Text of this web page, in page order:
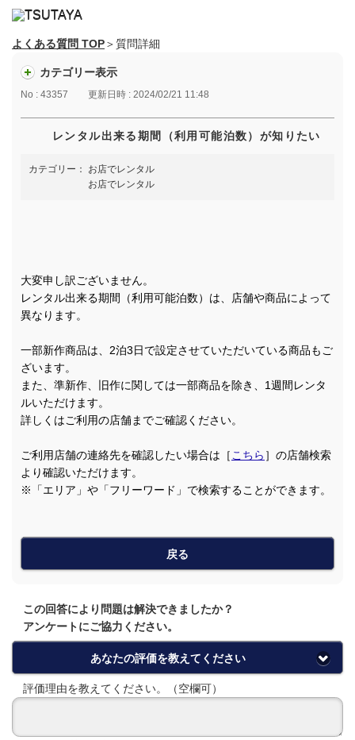
よくある質問 TOP＞質問詳細
カテゴリー表示
No : 43357 更新日時 : 2024/02/21 11:48
レンタル出来る期間（利用可能泊数）が知りたい
カテゴリー：
お店でレンタル
お店でレンタル
大変申し訳ございません。
レンタル出来る期間（利用可能泊数）は、店舗や商品によって
異なります。
一部新作商品は、2泊3日で設定させていただいている商品もご
ざいます。
また、準新作、旧作に関しては一部商品を除き、1週間レンタ
ルいただけます。
詳しくはご利用の店舗までご確認ください。
ご利用店舗の連絡先を確認したい場合は［こちら ］の店舗検索
より確認いただけます。
※「エリア」や「フリーワード」で検索することができます。
戻る
この回答により問題は解決できましたか？
アンケートにご協力ください。
あなたの評価を教えてください
評価理由を教えてください。（空欄可）